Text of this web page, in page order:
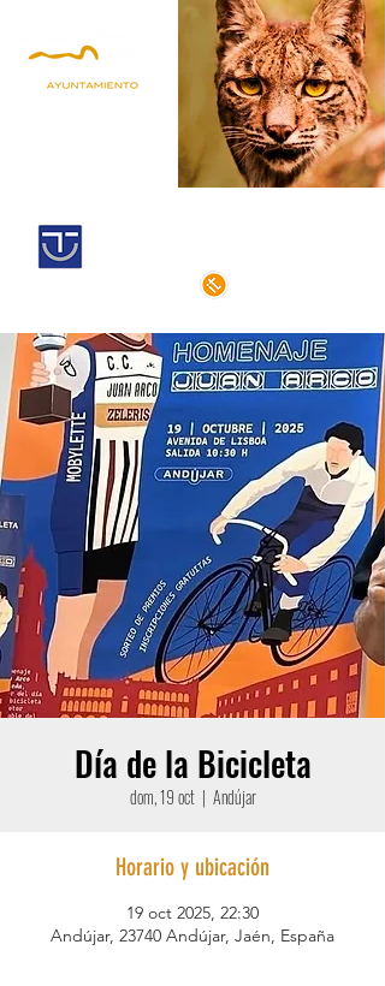
Día de la Bicicleta
dom, 19 oct
  |
Andújar
Horario y ubicación
19 oct 2025, 22:30
Andújar, 23740 Andújar, Jaén, España